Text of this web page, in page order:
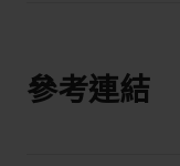
參考連結